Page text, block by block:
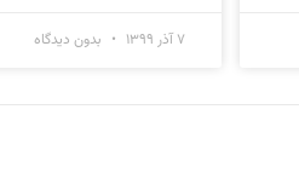
۷ آذر ۱۳۹۹ بدون دیدگاه